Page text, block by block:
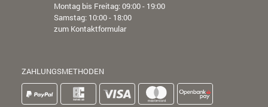
Montag bis Freitag: 09:00 - 19:00
Samstag: 10:00 - 18:00
zum Kontaktformular
ZAHLUNGSMETHODEN